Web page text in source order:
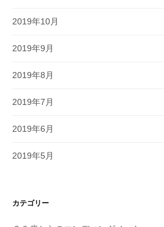
2019年10月
2019年9月
2019年8月
2019年7月
2019年6月
2019年5月
カテゴリー